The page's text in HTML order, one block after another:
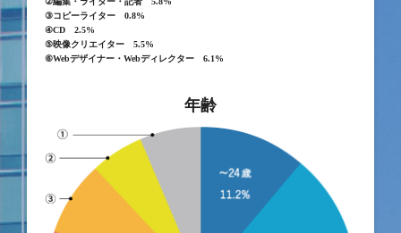
③コピーライター 0.8%
④CD 2.5%
⑤映像クリエイター 5.5%
⑥Webデザイナー・Webディレクター 6.1%
年齢